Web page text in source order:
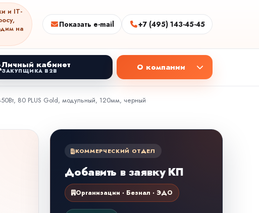
и IT-
на
Показать e-mail +7 (495) 143-45-45
Личный кабинет
ЗАКУПЩИКА B2B О компании
80 PLUS Gold, модульный, 120мм, черный
КОММЕРЧЕСКИЙ ОТДЕЛ
Добавить в заявку КП
Организации · Безнал · ЭДО